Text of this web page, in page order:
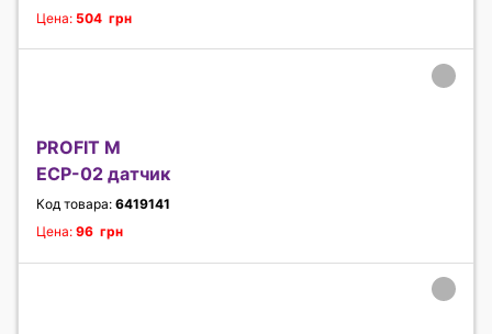
Цена: 504 грн
PROFIT M
ЕСР-02 датчик
Код товара: 6419141
Цена: 96 грн